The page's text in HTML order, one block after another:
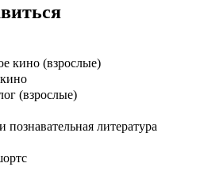
кино (взрослые)
(взрослые)
познавательная литература